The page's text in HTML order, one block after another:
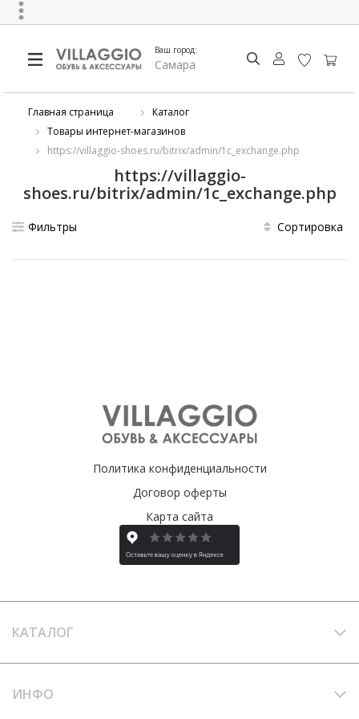
Ваш город:
Самара
Главная страница
Каталог
Товары интернет-магазинов
https://villaggio-shoes.ru/bitrix/admin/1c_exchange.php
https://villaggio-
shoes.ru/bitrix/admin/1c_exchange.php
Фильтры Сортировка
Политика конфиденциальности
Договор оферты
Карта сайта
КАТАЛОГ
ИНФО